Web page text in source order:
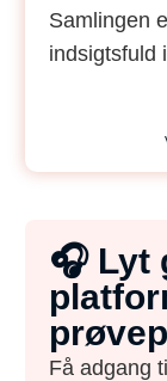
Samlingen
indsigtsfuld
🎧 Lyt
Få adgang